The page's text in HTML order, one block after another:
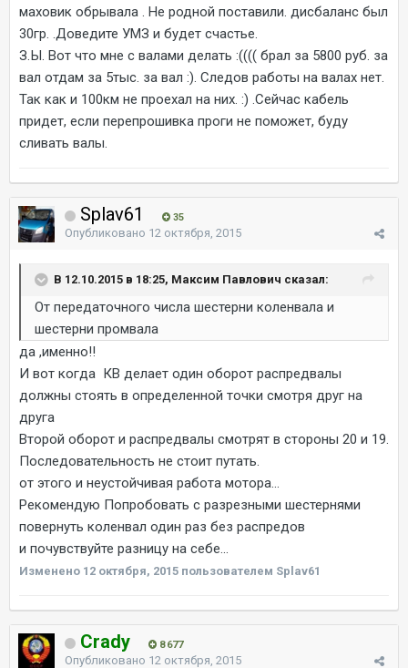
маховик обрывала . Не родной поставили. дисбаланс был
30гр. .Доведите УМЗ и будет счастье.
З.Ы. Вот что мне с валами делать :(((( брал за 5800 руб. за
вал отдам за 5тыс. за вал :). Следов работы на валах нет.
Так как и 100км не проехал на них. :) .Сейчас кабель
придет, если перепрошивка проги не поможет, буду
сливать валы.
Splav61 35
Опубликовано 12 октября, 2015
В 12.10.2015 в 18:25, Максим Павлович сказал:
От передаточного числа шестерни коленвала и
шестерни промвала
да ,именно!!
И вот когда КВ делает один оборот распредвалы
должны стоять в определенной точки смотря друг на
друга
Второй оборот и распредвалы смотрят в стороны 20 и 19.
Последовательность не стоит путать.
от этого и неустойчивая работа мотора...
Рекомендую Попробовать с разрезными шестернями
повернуть коленвал один раз без распредов
и почувствуйте разницу на себе...
Изменено 12 октября, 2015 пользователем Splav61
Crady 8 677
Опубликовано 12 октября, 2015